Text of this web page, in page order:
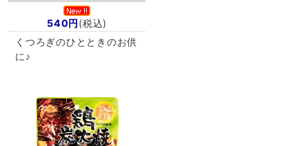
540円(税込)
くつろぎのひとときのお供
に♪